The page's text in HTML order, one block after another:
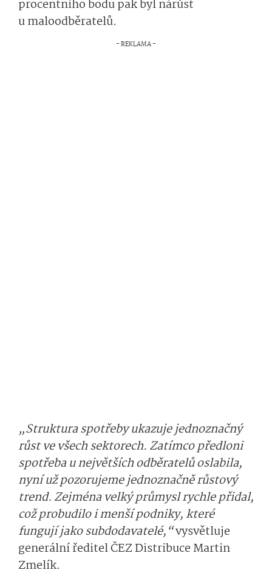
procentního bodu pak byl nárůst
u maloodběratelů.
„Struktura spotřeby ukazuje jednoznačný
růst ve všech sektorech. Zatímco předloni
spotřeba u největších odběratelů oslabila,
nyní už pozorujeme jednoznačně růstový
trend. Zejména velký průmysl rychle přidal,
což probudilo i menší podniky, které
fungují jako subdodavatelé,“vysvětluje
generální ředitel ČEZ Distribuce Martin
Zmelík.